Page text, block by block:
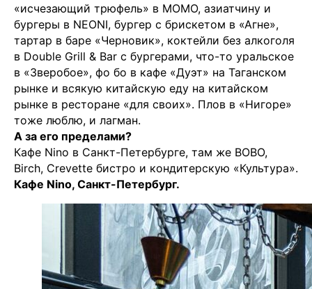
«исчезающий трюфель» в MOMO, азиатчину и
бургеры в NEONI, бургер с брискетом в «Агне»,
тартар в баре «Черновик», коктейли без алкоголя
в Double Grill & Bar с бургерами, что-то уральское
в «Зверобое», фо бо в кафе «Дуэт» на Таганском
рынке и всякую китайскую еду на китайском
рынке в ресторане «для своих». Плов в «Нигоре»
тоже люблю, и лагман.
А за его пределами?
Кафе Nino в Санкт-Петербурге, там же BOBO,
Birch, Сrevette бистро и кондитерскую «Культура».
Кафе Nino, Санкт-Петербург.